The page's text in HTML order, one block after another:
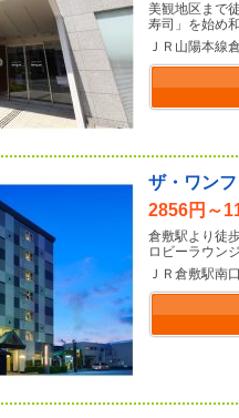
美観地区まで
寿司」を始め
ＪＲ山陽本線
ザ・ワン
2856円～
倉敷駅より徒
ロビーラウン
ＪＲ倉敷駅南